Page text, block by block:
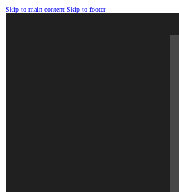
Skip to main content Skip to footer